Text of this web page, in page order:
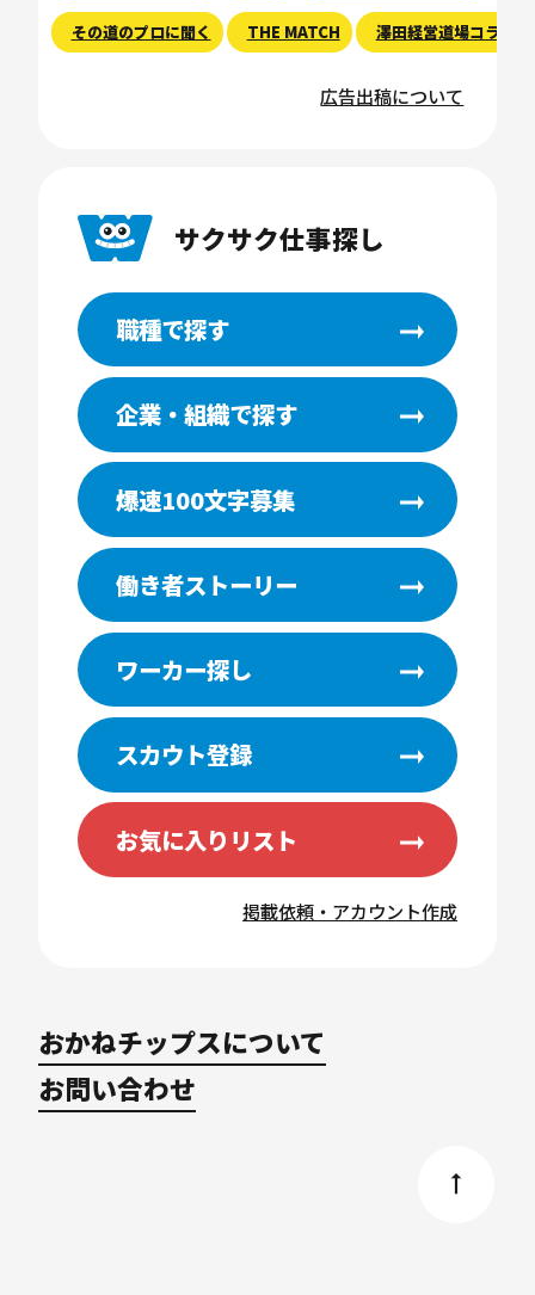
その道のプロに聞く THE MATCH 澤田経営道場コラム
広告出稿について
サクサク仕事探し
職種で探す
企業・組織で探す
爆速100文字募集
働き者ストーリー
ワーカー探し
スカウト登録
お気に入りリスト
掲載依頼・アカウント作成
おかねチップスについて
お問い合わせ